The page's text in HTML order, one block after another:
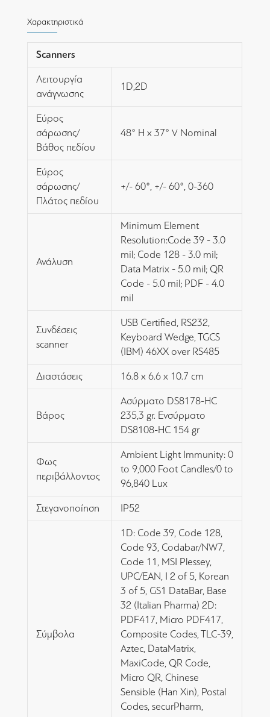
Χαρακτηριστικά
Scanners
Λειτουργία
ανάγνωσης
1D,2D
Εύρος
σάρωσης/
Βάθος πεδίου
48° H x 37° V Nominal
Εύρος
σάρωσης/
Πλάτος πεδίου
+/- 60°, +/- 60°, 0-360
Ανάλυση
Minimum Element
Resolution:Code 39 - 3.0
mil; Code 128 - 3.0 mil;
Data Matrix - 5.0 mil; QR
Code - 5.0 mil; PDF - 4.0
mil
Συνδέσεις
scanner
USB Certified, RS232,
Keyboard Wedge, TGCS
(IBM) 46XX over RS485
Διαστάσεις 16.8 x 6.6 x 10.7 cm
Βάρος
Ασύρματο DS8178-HC
235,3 gr. Ενσύρματο
DS8108-HC 154 gr
Φως
περιβάλλοντος
Ambient Light Immunity: 0
to 9,000 Foot Candles/0 to
96,840 Lux
Στεγανοποίηση IP52
Σύμβολα
1D: Code 39, Code 128,
Code 93, Codabar/NW7,
Code 11, MSI Plessey,
UPC/EAN, I 2 of 5, Korean
3 of 5, GS1 DataBar, Base
32 (Italian Pharma) 2D:
PDF417, Micro PDF417,
Composite Codes, TLC-39,
Aztec, DataMatrix,
MaxiCode, QR Code,
Micro QR, Chinese
Sensible (Han Xin), Postal
Codes, securPharm,